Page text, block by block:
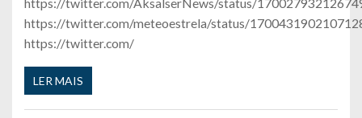
https://twitter.com/meteoestrela/status/
https://twitter.com/
LER MAIS